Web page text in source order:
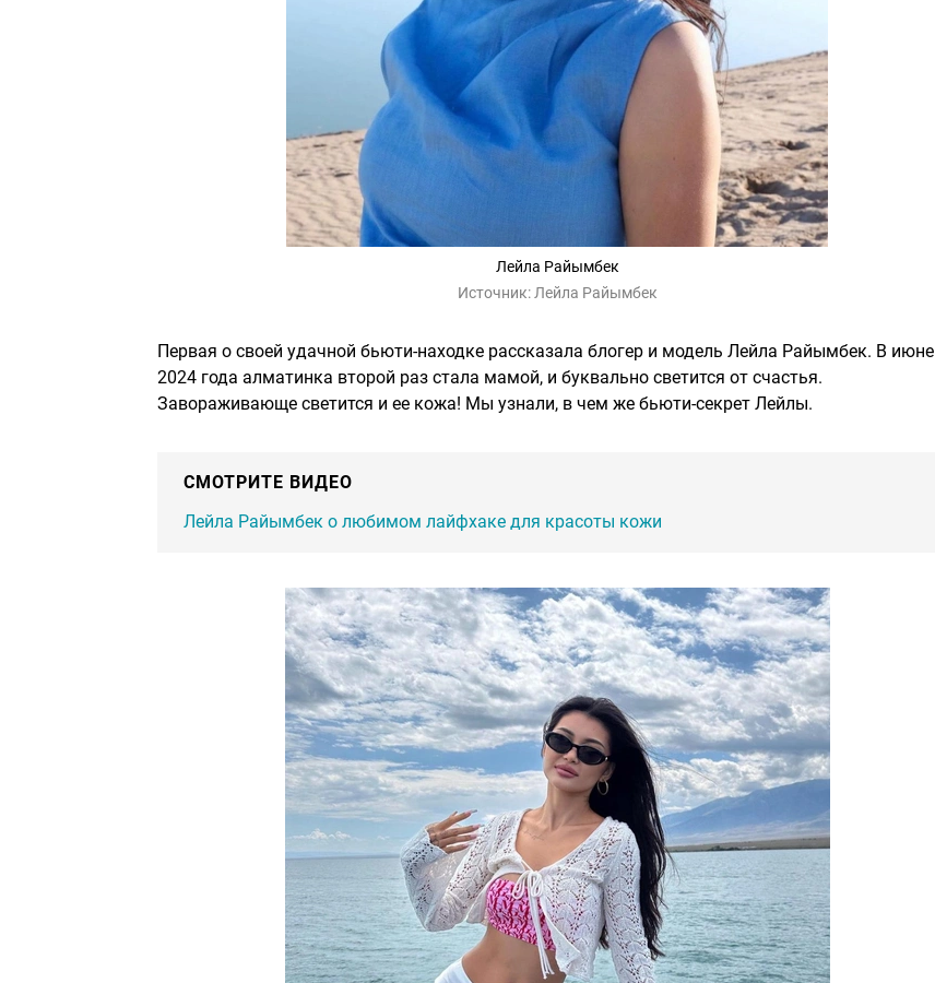
Лейла Райымбек
Источник: Лейла Райымбек
Первая о своей удачной бьюти-находке рассказала блогер и модель Лейла Райымбек. В июне
2024 года алматинка второй раз стала мамой, и буквально светится от счастья.
Завораживающе светится и ее кожа! Мы узнали, в чем же бьюти-секрет Лейлы.
СМОТРИТЕ ВИДЕО
Лейла Райымбек о любимом лайфхаке для красоты кожи